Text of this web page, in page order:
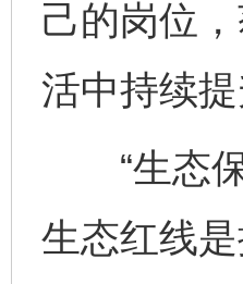
己的岗位
活中持续提
“生态保
生态红线